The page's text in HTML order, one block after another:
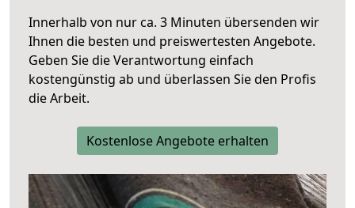
Innerhalb von nur ca. 3 Minuten übersenden wir
Ihnen die besten und preiswertesten Angebote.
Geben Sie die Verantwortung einfach
kostengünstig ab und überlassen Sie den Profis
die Arbeit.
Kostenlose Angebote erhalten